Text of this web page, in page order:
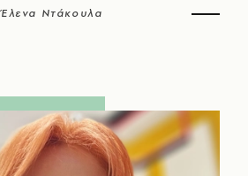
Έλενα Ντάκουλα